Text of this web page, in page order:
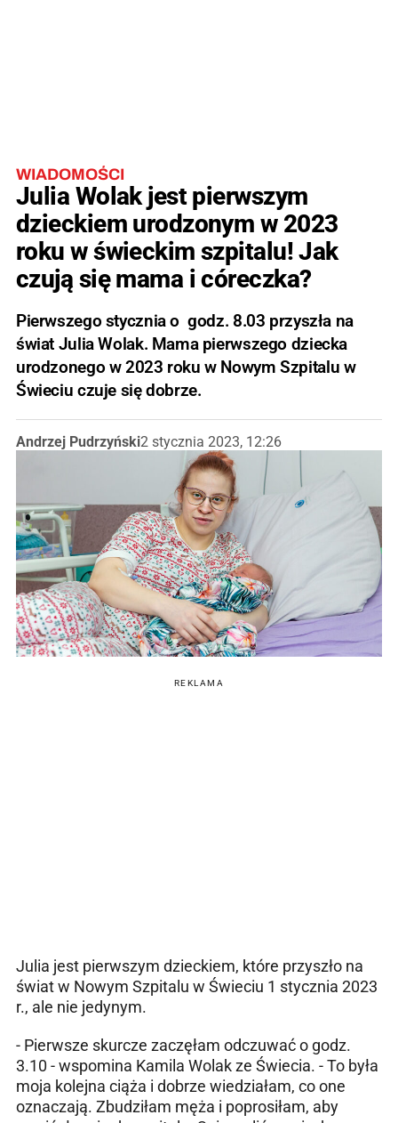
WIADOMOŚCI
Julia Wolak jest pierwszym
dzieckiem urodzonym w 2023
roku w świeckim szpitalu! Jak
czują się mama i córeczka?
Pierwszego stycznia o godz. 8.03 przyszła na
świat Julia Wolak. Mama pierwszego dziecka
urodzonego w 2023 roku w Nowym Szpitalu w
Świeciu czuje się dobrze.
Andrzej Pudrzyński2 stycznia 2023, 12:26
REKLAMA
Julia jest pierwszym dzieckiem, które przyszło na
świat w Nowym Szpitalu w Świeciu 1 stycznia 2023
r., ale nie jedynym.
- Pierwsze skurcze zaczęłam odczuwać o godz.
3.10 - wspomina Kamila Wolak ze Świecia. - To była
moja kolejna ciąża i dobrze wiedziałam, co one
oznaczają. Zbudziłam męża i poprosiłam, aby